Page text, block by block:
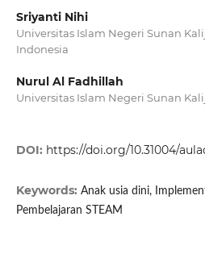
Sriyanti Nihi
Universitas Islam Negeri Sunan
Indonesia
Nurul Al Fadhillah
Universitas Islam Negeri Sunan
DOI: https://doi.org/10.31004/
Keywords: Anak usia dini,
Pembelajaran STEAM